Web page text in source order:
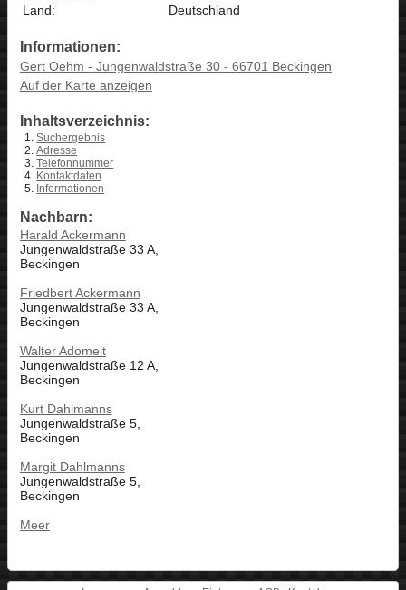
Land:
Deutschland
Informationen:
Gert Oehm - Jungenwaldstraße 30 - 66701 Beckingen
Auf der Karte anzeigen
Inhaltsverzeichnis:
Suchergebnis
Adresse
Telefonnummer
Kontaktdaten
Informationen
Nachbarn:
Harald Ackermann
Jungenwaldstraße 33 A,
Beckingen
Friedbert Ackermann
Jungenwaldstraße 33 A,
Beckingen
Walter Adomeit
Jungenwaldstraße 12 A,
Beckingen
Kurt Dahlmanns
Jungenwaldstraße 5,
Beckingen
Margit Dahlmanns
Jungenwaldstraße 5,
Beckingen
Meer